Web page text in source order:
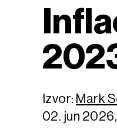
Izvor: Mark
02. jun